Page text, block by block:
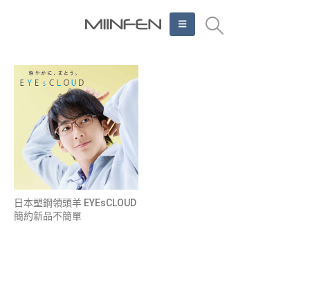
日本塑鋼領頭羊 EYEsCLOUD
簡約新品不簡單